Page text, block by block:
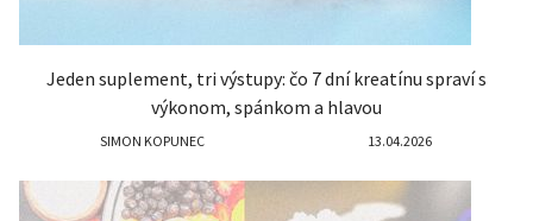
Jeden suplement, tri výstupy: čo 7 dní kreatínu spraví s
výkonom, spánkom a hlavou
SIMON KOPUNEC 13.04.2026